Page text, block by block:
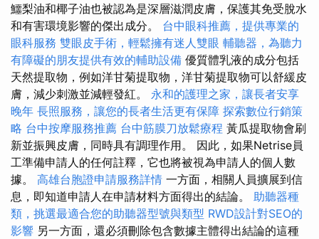
鱷梨油和椰子油也被認為是深層滋潤皮膚，保護其免受脫水
和有害環境影響的傑出成分。 台中眼科推薦，提供專業的
眼科服務 雙眼皮手術，輕鬆擁有迷人雙眼 輔聽器，為聽力
有障礙的朋友提供有效的輔助設備 優質體乳液的成分包括
天然提取物，例如洋甘菊提取物，洋甘菊提取物可以舒緩皮
膚，減少刺激並減輕發紅。 永和的護理之家，讓長者安享
晚年 長照服務，讓您的長者生活更有保障 探索數位行銷策
略 台中按摩服務推薦 台中筋膜刀放鬆療程 黃瓜提取物會刷
新並振興皮膚，同時具有調理作用。 因此，如果Netrise員
工準備申請人的任何註釋，它也將被視為申請人的個人數
據。 高雄台胞證申請服務詳情 一方面，相關人員擴展到信
息，即知道申請人在申請材料方面得出的結論。 助聽器種
類，挑選最適合您的助聽器型號與類型 RWD設計對SEO的
影響 另一方面，還必須刪除包含數據主體得出結論的這種